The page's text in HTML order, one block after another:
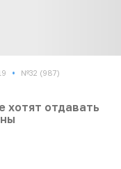
• №32 (987)
хотят отдавать